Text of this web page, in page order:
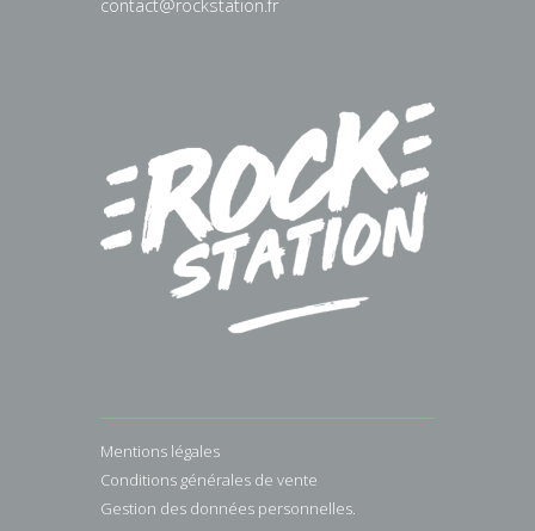
contact@rockstation.fr
Mentions légales
Conditions générales de vente
Gestion des données personnelles.